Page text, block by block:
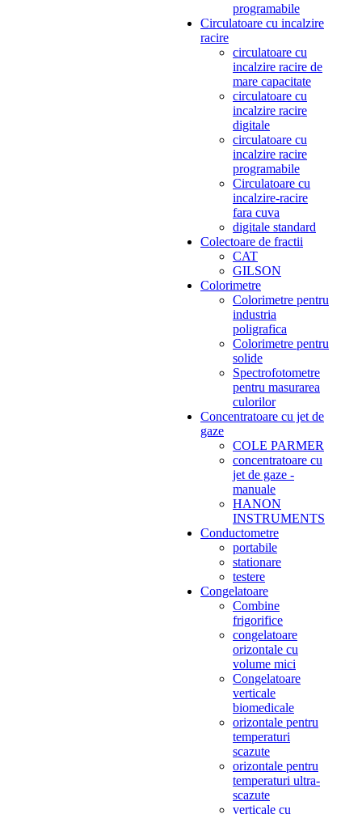
programabile
Circulatoare cu incalzire
racire
circulatoare cu
incalzire racire de
mare capacitate
circulatoare cu
incalzire racire
digitale
circulatoare cu
incalzire racire
programabile
Circulatoare cu
incalzire-racire
fara cuva
digitale standard
Colectoare de fractii
CAT
GILSON
Colorimetre
Colorimetre pentru
industria
poligrafica
Colorimetre pentru
solide
Spectrofotometre
pentru masurarea
culorilor
Concentratoare cu jet de
gaze
COLE PARMER
concentratoare cu
jet de gaze -
manuale
HANON
INSTRUMENTS
Conductometre
portabile
stationare
testere
Congelatoare
Combine
frigorifice
congelatoare
orizontale cu
volume mici
Congelatoare
verticale
biomedicale
orizontale pentru
temperaturi
scazute
orizontale pentru
temperaturi ultra-
scazute
verticale cu